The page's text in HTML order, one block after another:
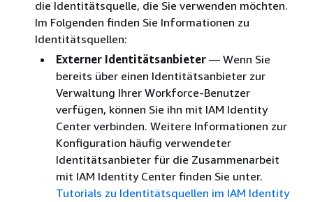
die Identitätsquelle, die Sie verwenden möchten.
Im Folgenden finden Sie Informationen zu
Identitätsquellen:
Externer Identitätsanbieter — Wenn Sie
bereits über einen Identitätsanbieter zur
Verwaltung Ihrer Workforce-Benutzer
verfügen, können Sie ihn mit IAM Identity
Center verbinden. Weitere Informationen zur
Konfiguration häufig verwendeter
Identitätsanbieter für die Zusammenarbeit
mit IAM Identity Center finden Sie unter.
Tutorials zu Identitätsquellen im IAM Identity